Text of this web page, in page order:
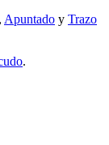
, Apuntado y Trazo
.